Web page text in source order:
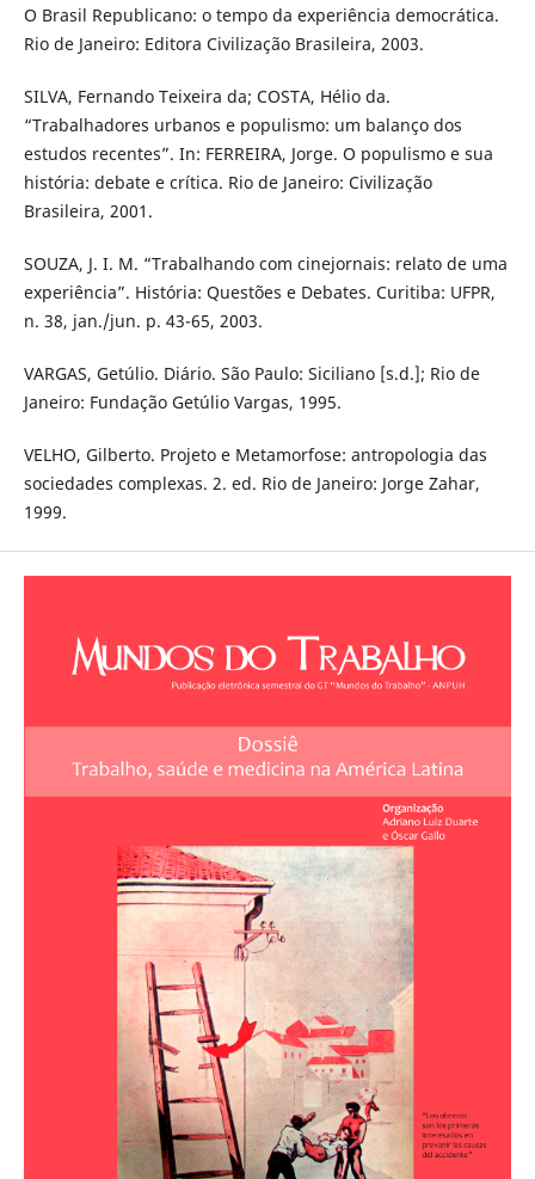
O Brasil Republicano: o tempo da experiência democrática.
Rio de Janeiro: Editora Civilização Brasileira, 2003.
SILVA, Fernando Teixeira da; COSTA, Hélio da.
“Trabalhadores urbanos e populismo: um balanço dos
estudos recentes”. In: FERREIRA, Jorge. O populismo e sua
história: debate e crítica. Rio de Janeiro: Civilização
Brasileira, 2001.
SOUZA, J. I. M. “Trabalhando com cinejornais: relato de uma
experiência”. História: Questões e Debates. Curitiba: UFPR,
n. 38, jan./jun. p. 43-65, 2003.
VARGAS, Getúlio. Diário. São Paulo: Siciliano [s.d.]; Rio de
Janeiro: Fundação Getúlio Vargas, 1995.
VELHO, Gilberto. Projeto e Metamorfose: antropologia das
sociedades complexas. 2. ed. Rio de Janeiro: Jorge Zahar,
1999.